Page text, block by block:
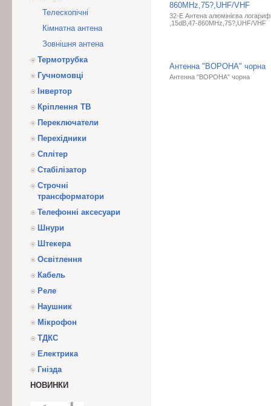
Телескопічні
Кімнатна антена
Зовнішня антена
Термотрубка
Гучномовці
Інвертор
Кріплення ТВ
Переключатели
Перехідники
Сплітер
Стабілізатор
Строчні
трансформатори
Телефонні аксесуари
Шнури
Штекера
Освітлення
Кабель
Реле
Наушник
Мікрофон
ТДКС
Електрика
Гнізда
НОВИНКИ
860MHz,75?,UHF/VHF
32-E Антена алюмінієва
,15dB,47-860MHz,75?,UHF/VHF
Антенна "ВОРОНА" чорна
Антенна "ВОРОНА" чорна